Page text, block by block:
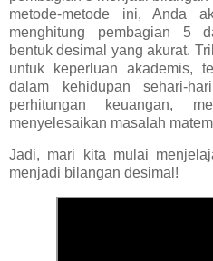
metode-metode ini, Anda
menghitung pembagian 5
bentuk desimal yang akurat.
untuk keperluan akademis,
dalam kehidupan sehari-
perhitungan keuangan,
menyelesaikan masalah
Jadi, mari kita mulai
menjadi bilangan desimal!